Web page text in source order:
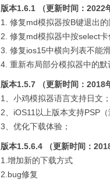
版本1.6.1 （更新时间：2022
1. 修复md模拟器按B键退出的
2. 修复md模拟器中按select卡
3. 修复ios15中横向列表不能
4. 重新布局部分模拟器中的默
版本1.5.7 （更新时间：2018
1、小鸡模拟器语言支持日文；
2、iOS11以上版本支持PSP（
3、优化下载体验；
版本1.5.6.4 （更新时间：
1.增加新的下载方式
2.bug修复